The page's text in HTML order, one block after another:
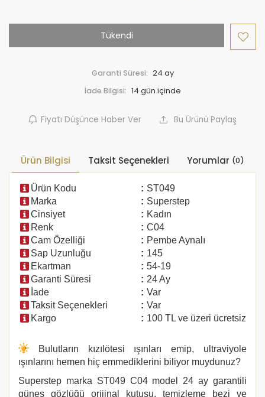
Tükendi
Garanti Süresi: 24 ay
İade Bilgisi:
Fiyatı Düşünce Haber Ver Bu Ürünü Paylaş
Ürün Bilgisi Taksit Seçenekleri Yorumlar (0)
Ürün Kodu : ST049
Marka
: Superstep
Cinsiyet
: Kadın
Renk
: C04
Cam Özelliği
: Pembe Aynalı
Sap Uzunluğu
: 145
Ekartman
: 54-19
Garanti Süresi
: 24 Ay
İade
: Var
Taksit Seçenekleri
: Var
Kargo
: 100 TL ve üzeri ücretsiz
Bulutların kızılötesi ışınları emip, ultraviyole
ışınlarını hemen hiç emmediklerini biliyor muydunuz?
Superstep marka ST049 C04 model 24 ay garantili
güneş gözlüğü orijinal kutusu, temizleme bezi ve